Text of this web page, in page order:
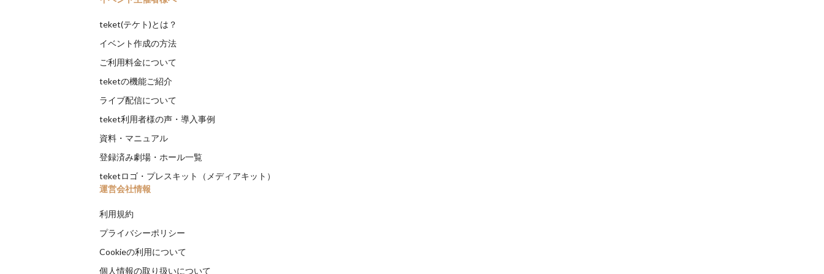
teket(テケト)とは？
イベント作成の方法
ご利用料金について
teketの機能ご紹介
ライブ配信について
teket利用者様の声・導入事例
資料・マニュアル
登録済み劇場・ホール一覧
teketロゴ・プレスキット（メディアキット）
運営会社情報
利用規約
プライバシーポリシー
Cookieの利用について
個人情報の取り扱いについて